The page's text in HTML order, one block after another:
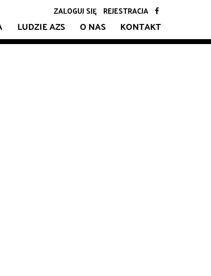
ZALOGUJ SIĘ REJESTRACJA
LUDZIE AZS O NAS KONTAKT